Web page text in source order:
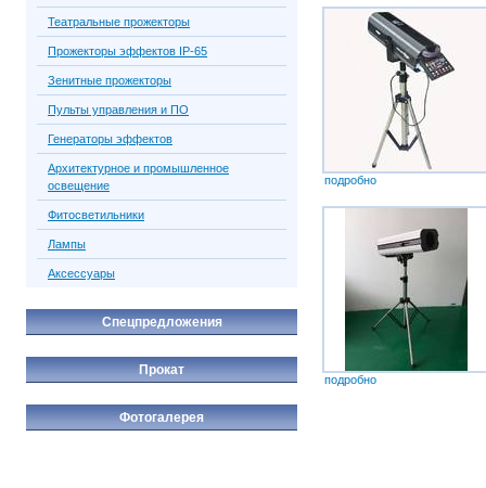
подробно
подробно
Театральные прожекторы
Прожекторы эффектов IP-65
Зенитные прожекторы
Пульты управления и ПО
Генераторы эффектов
Архитектурное и промышленное
освещение
Фитосветильники
Лампы
Аксессуары
Спецпредложения
Прокат
Фотогалерея